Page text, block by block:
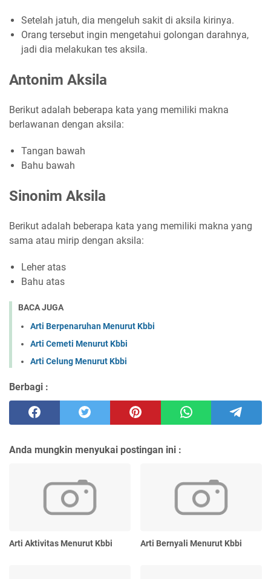
Setelah jatuh, dia mengeluh sakit di aksila kirinya.
Orang tersebut ingin mengetahui golongan darahnya,
jadi dia melakukan tes aksila.
Antonim Aksila
Berikut adalah beberapa kata yang memiliki makna
berlawanan dengan aksila:
Tangan bawah
Bahu bawah
Sinonim Aksila
Berikut adalah beberapa kata yang memiliki makna yang
sama atau mirip dengan aksila:
Leher atas
Bahu atas
BACA JUGA
Arti Berpenaruhan Menurut Kbbi
Arti Cemeti Menurut Kbbi
Arti Celung Menurut Kbbi
Berbagi :
Anda mungkin menyukai postingan ini :
Arti Aktivitas Menurut Kbbi Arti Bernyali Menurut Kbbi